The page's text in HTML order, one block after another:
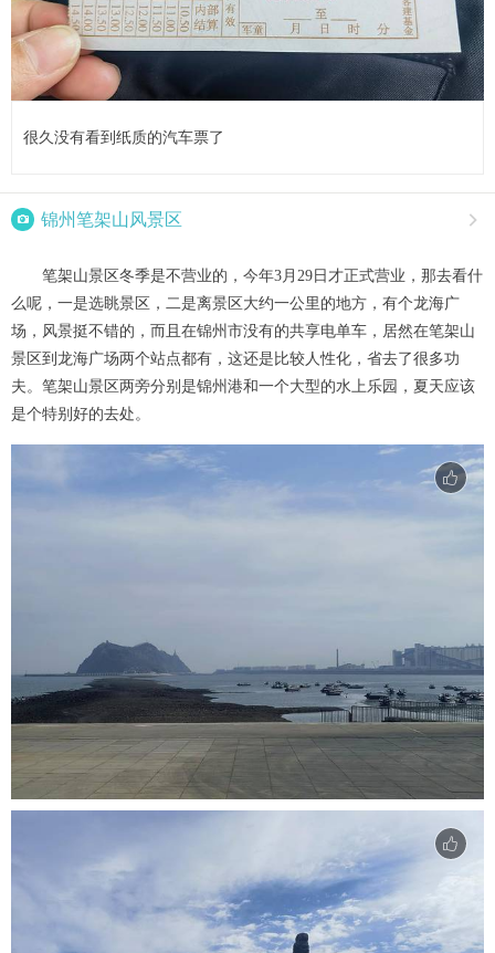
很久没有看到纸质的汽车票了
 锦州笔架山风景区 
笔架山景区冬季是不营业的，今年3月29日才正式营业，那去看什
么呢，一是选眺景区，二是离景区大约一公里的地方，有个龙海广
场，风景挺不错的，而且在锦州市没有的共享电单车，居然在笔架山
景区到龙海广场两个站点都有，这还是比较人性化，省去了很多功
夫。笔架山景区两旁分别是锦州港和一个大型的水上乐园，夏天应该
是个特别好的去处。